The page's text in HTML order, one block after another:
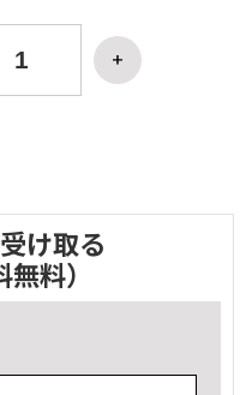
け取る
無料）